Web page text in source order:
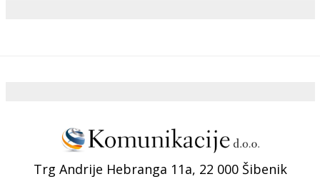
Trg Andrije Hebranga 11a, 22 000 Šibenik